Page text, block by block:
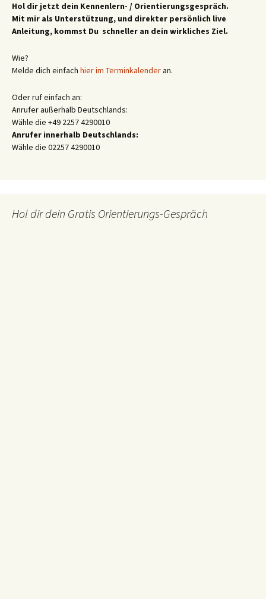
Hol dir jetzt dein Kennenlern- / Orientierungsgespräch.
Mit mir als Unterstützung, und direkter persönlich live
Anleitung, kommst Du schneller an dein wirkliches Ziel.
Wie?
Melde dich einfach hier im Terminkalenderan.
Oder ruf einfach an:
Anrufer außerhalb Deutschlands:
Wähle die +49 2257 4290010
Anrufer innerhalb Deutschlands:
Wähle die 02257 4290010
Hol dir dein Gratis Orientierungs-Gespräch